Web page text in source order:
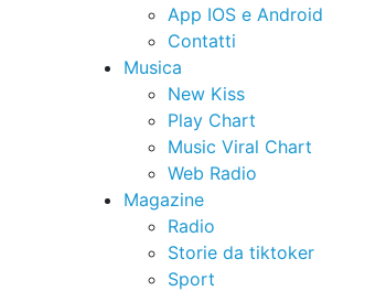
App IOS e Android
Contatti
Musica
New Kiss
Play Chart
Music Viral Chart
Web Radio
Magazine
Radio
Storie da tiktoker
Sport